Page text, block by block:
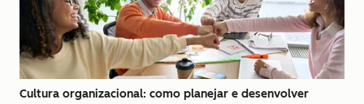
Cultura organizacional: como planejar e desenvolver